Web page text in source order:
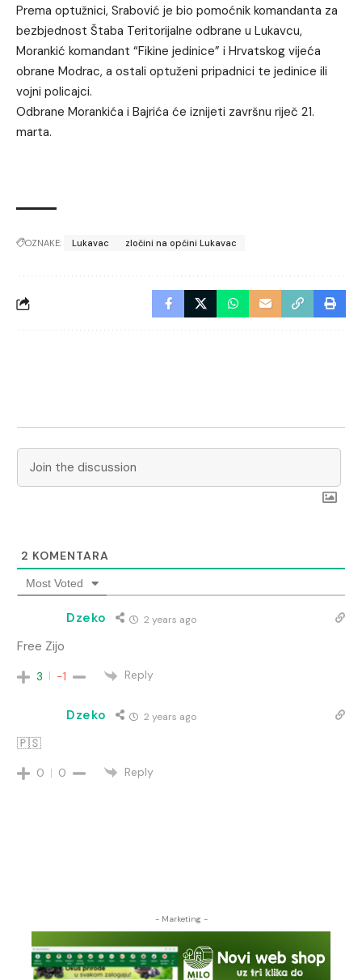
Prema optužnici, Srabović je bio pomoćnik komandanta za
bezbjednost Štaba Teritorijalne odbrane u Lukavcu,
Morankić komandant “Fikine jedinice” i Hrvatskog vijeća
obrane Modrac, a ostali optuženi pripadnici te jedinice ili
vojni policajci.
Odbrane Morankića i Bajrića će iznijeti završnu riječ 21.
marta.
OZNAKE: Lukavac zločini na općini Lukavac
2 KOMENTARA
Most Voted
Dzeko 2 years ago
Free Zijo
3 -1 Reply
Dzeko 2 years ago
🇵🇸
0 0 Reply
- Marketing -